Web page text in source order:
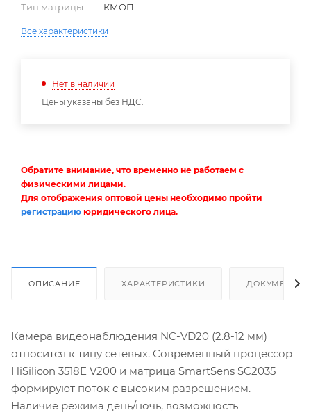
Тип матрицы — КМОП
Все характеристики
Нет в наличии
Цены указаны без НДС.
Обратите внимание, что временно не работаем с
физическими лицами.
Для отображения оптовой цены необходимо пройти
регистрацию юридического лица.
ОПИСАНИЕ ХАРАКТЕРИСТИКИ ДОКУМЕНТЫ
Камера видеонаблюдения NC-VD20 (2.8-12 мм)
относится к типу сетевых. Современный процессор
HiSilicon 3518E V200 и матрица SmartSens SC2035
формируют поток с высоким разрешением.
Наличие режима день/ночь, возможность